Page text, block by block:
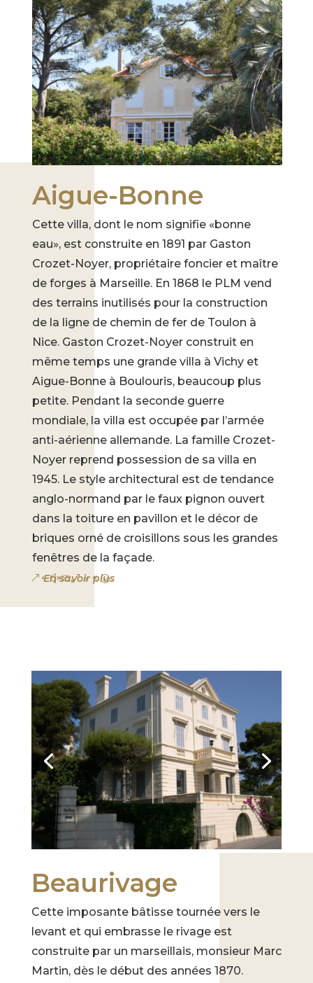
Aigue-Bonne
Cette villa, dont le nom signifie «bonne
eau», est construite en 1891 par Gaston
Crozet-Noyer, propriétaire foncier et maître
de forges à Marseille. En 1868 le PLM vend
des terrains inutilisés pour la construction
de la ligne de chemin de fer de Toulon à
Nice. Gaston Crozet-Noyer construit en
même temps une grande villa à Vichy et
Aigue-Bonne à Boulouris, beaucoup plus
petite. Pendant la seconde guerre
mondiale, la villa est occupée par l’armée
anti-aérienne allemande. La famille Crozet-
Noyer reprend possession de sa villa en
1945. Le style architectural est de tendance
anglo-normand par le faux pignon ouvert
dans la toiture en pavillon et le décor de
briques orné de croisillons sous les grandes
fenêtres de la façade.
En savoir plus
Beaurivage
Cette imposante bâtisse tournée vers le
levant et qui embrasse le rivage est
construite par un marseillais, monsieur Marc
Martin, dès le début des années 1870.